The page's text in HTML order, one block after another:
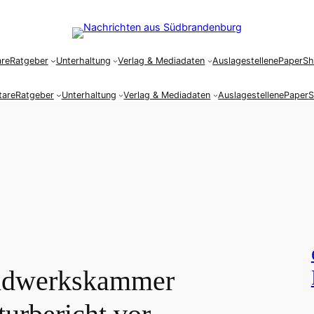
Ratgeber Unterhaltung Verlag & Mediadaten AuslagestellenePaper
Ratgeber Unterhaltung Verlag & Mediadaten AuslagestellenePaper